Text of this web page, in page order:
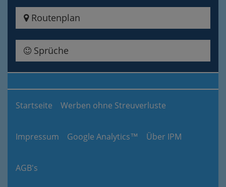
Routenplan
Sprüche
Startseite Werben ohne Streuverluste
Impressum Google Analytics™ Über IPM
AGB's